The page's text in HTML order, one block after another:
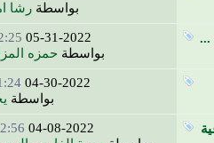
بواسطةرشا امام
05-31-2022
02:25 PM
بواسطةحمزه المزارع
04-30-2022
11:24 PM
بواسطةيحي
04-08-2022
12:56 AM